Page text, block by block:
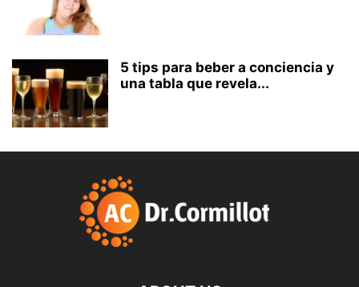
5 tips para beber a conciencia y
una tabla que revela...